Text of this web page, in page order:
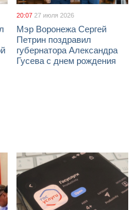
20:07 27 июля 2026
Мэр Воронежа Сергей
Петрин поздравил
губернатора Александра
Гусева с днем рождения